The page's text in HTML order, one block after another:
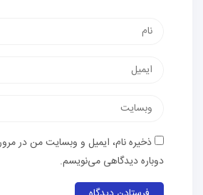
ذخیره نام، ایمیل و وبسایت من در مرورگر برای
دوباره دیدگاهی می‌نویسم.